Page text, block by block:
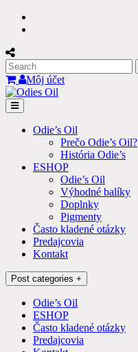
Skip
Search
for: Môj účet
Odie’s Oil
Prečo Odie’s Oil?
História Odie’s
ESHOP
Odie’s Oil
Výhodné balíky
Doplnky
Pigmenty
Často kladené otázky
Predajcovia
Kontakt
Post categories +
Odie’s Oil
ESHOP
Často kladené otázky
Predajcovia